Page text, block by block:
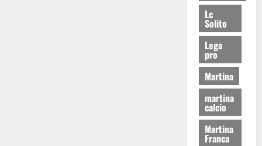
Lc
Solito
Lega
pro
Martina
martina
calcio
Martina
Franca